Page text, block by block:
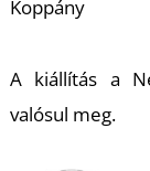
Koppány
A kiállítás a
valósul meg.